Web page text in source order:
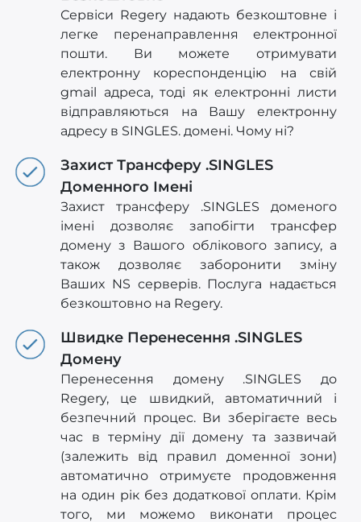
Сервіси Regery надають безкоштовне і
легке перенаправлення електронної
пошти. Ви можете отримувати
електронну кореспонденцію на свій
gmail адреса, тоді як електронні листи
відправляються на Вашу електронну
адресу в SINGLES. домені. Чому ні?
Захист Трансферу .SINGLES
Доменного Імені
Захист трансферу .SINGLES доменого
імені дозволяє запобігти трансфер
домену з Вашого облікового запису, а
також дозволяє заборонити зміну
Ваших NS серверів. Послуга надається
безкоштовно на Regery.
Швидке Перенесення .SINGLES
Домену
Перенесення домену .SINGLES до
Regery, це швидкий, автоматичний і
безпечний процес. Ви зберігаєте весь
час в терміну дії домену та зазвичай
(залежить від правил доменної зони)
автоматично отримуєте продовження
на один рік без додаткової оплати. Крім
того, ми можемо виконати процес